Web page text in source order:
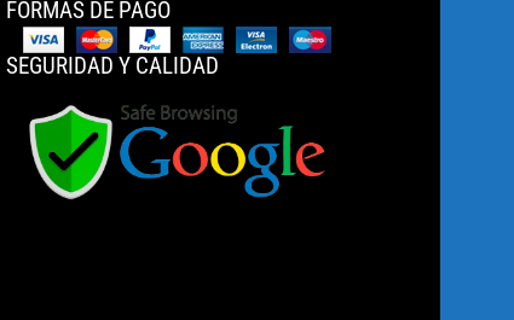
FORMAS DE PAGO
SEGURIDAD Y CALIDAD